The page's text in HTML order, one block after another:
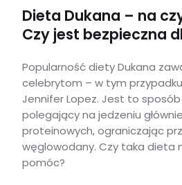
Dieta Dukana – na
Czy jest bezpieczna
Popularność diety Dukana
celebrytom – w tym
Jennifer Lopez. Jest to
polegający na jedzeniu
proteinowych, ograniczając
węglowodany. Czy taka dieta
pomóc?